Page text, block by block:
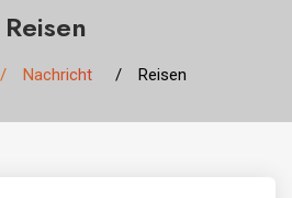
Reisen
Nachricht Reisen